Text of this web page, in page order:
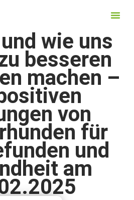
wie uns
besseren
machen –
von
für
und
am